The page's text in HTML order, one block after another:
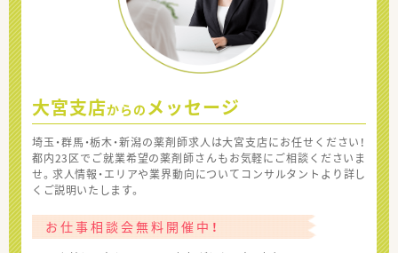
大宮支店からの メッセージ
埼玉・群馬・栃木・新潟の薬剤師求人は大宮支店にお任せください！
都内23区でご就業希望の薬剤師さんもお気軽にご相談くださいま
せ。求人情報・エリアや業界動向についてコンサルタントより詳し
くご説明いたします。
お仕事相談会無料開催中！